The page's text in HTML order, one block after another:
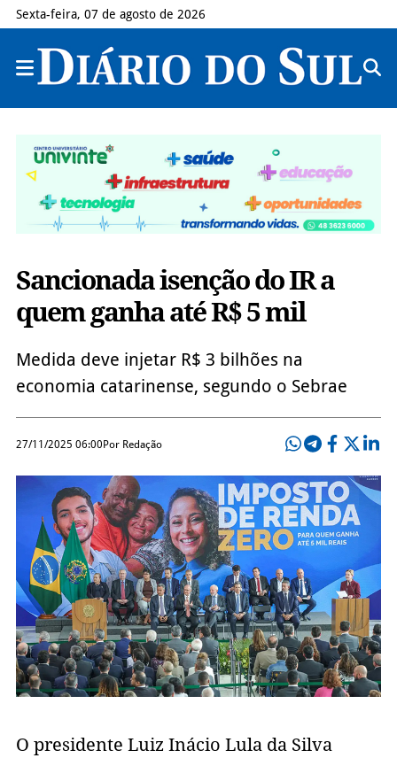
Sexta-feira, 07 de agosto de 2026
Sancionada isenção do IR a
quem ganha até R$ 5 mil
Medida deve injetar R$ 3 bilhões na
economia catarinense, segundo o Sebrae
27/11/2025 06:00Por Redação
O presidente Luiz Inácio Lula da Silva